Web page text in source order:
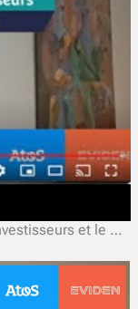
La CFDT Atos interpelle les candidats investisseurs et le Gouvernement.